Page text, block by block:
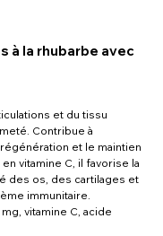
à la rhubarbe avec
et du tissu
Contribue à
régénération et le maintien
vitamine C, il favorise la
des os, des cartilages et
immunitaire.
vitamine C, acide